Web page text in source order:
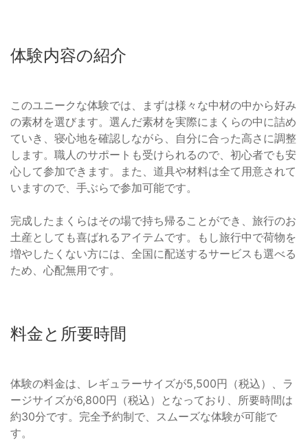
体験内容の紹介
このユニークな体験では、まずは様々な中材の中から好み
の素材を選びます。選んだ素材を実際にまくらの中に詰め
ていき、寝心地を確認しながら、自分に合った高さに調整
します。職人のサポートも受けられるので、初心者でも安
心して参加できます。また、道具や材料は全て用意されて
いますので、手ぶらで参加可能です。
完成したまくらはその場で持ち帰ることができ、旅行のお
土産としても喜ばれるアイテムです。もし旅行中で荷物を
増やしたくない方には、全国に配送するサービスも選べる
ため、心配無用です。
料金と所要時間
体験の料金は、レギュラーサイズが5,500円（税込）、ラ
ージサイズが6,800円（税込）となっており、所要時間は
約30分です。完全予約制で、スムーズな体験が可能で
す。